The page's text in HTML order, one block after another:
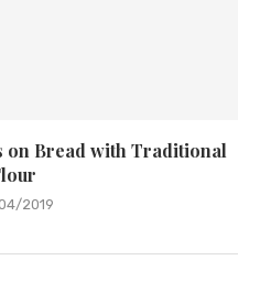
on Bread with Traditional
2019